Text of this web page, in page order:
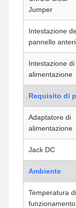
Scheda madre
Scheda madre
Jumper
Intestazione
pannello
Intestazione di
alimentazione
Requisito di
Adaptatore di
alimentazione
Jack DC
Ambiente
Temperatura di
funzionamento